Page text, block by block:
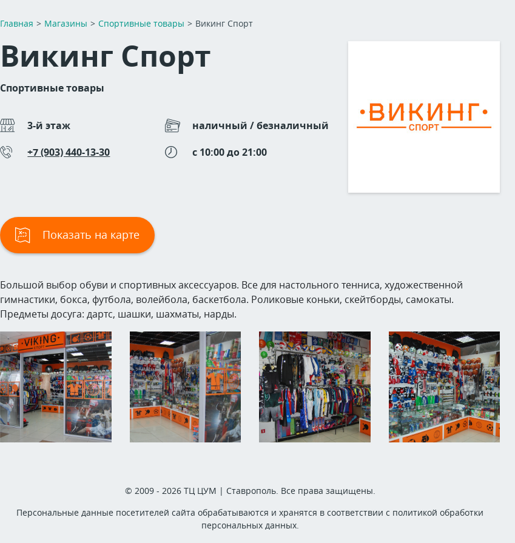
Главная > Магазины > Спортивные товары > Викинг Спорт
Викинг Спорт
Спортивные товары
3-й этаж
наличный / безналичный
+7 (903) 440-13-30
c 10:00 до 21:00
Показать на карте
Большой выбор обуви и спортивных аксессуаров. Все для настольного тенниса, художественной
гимнастики, бокса, футбола, волейбола, баскетбола. Роликовые коньки, скейтборды, самокаты.
Предметы досуга: дартс, шашки, шахматы, нарды.
© 2009 - 2026 ТЦ ЦУМ | Ставрополь. Все права защищены.
Персональные данные посетителей сайта обрабатываются и хранятся в соответствии с политикой обработки
персональных данных.